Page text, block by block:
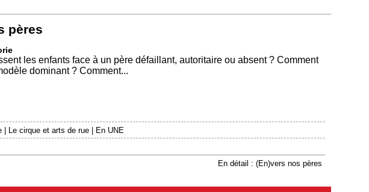
pères
les enfants face à un père défaillant, autoritaire ou absent ? Comment
dominant ? Comment...
Le cirque et arts de rue
En UNE
En détail : (En)vers nos pères